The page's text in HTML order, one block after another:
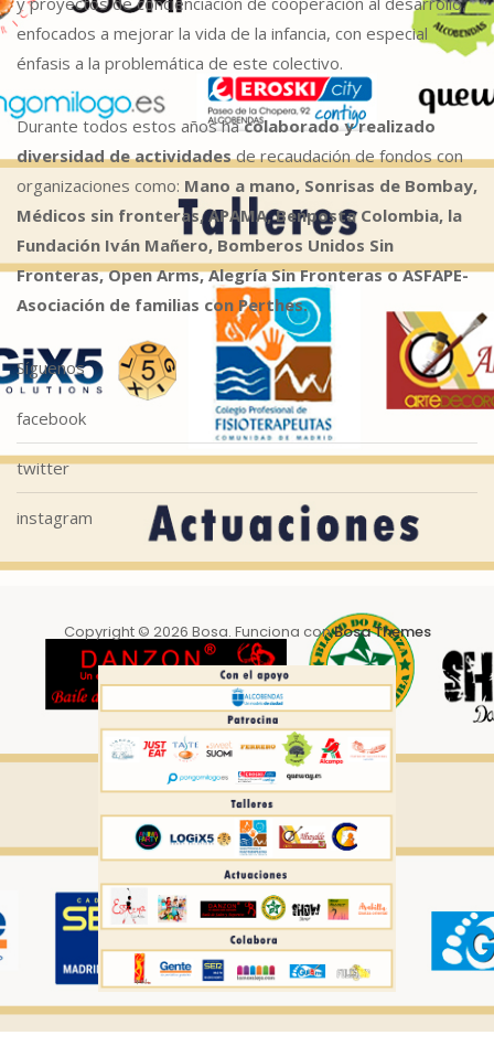
enfocados a mejorar la vida de la infancia, con especial
énfasis a la problemática de este colectivo.
Durante todos estos años hacolaborado y realizado
diversidad de actividadesde recaudación de fondos con
organizaciones como: Mano a mano, Sonrisas de Bombay,
Médicos sin fronteras, APAMA, Benposta Colombia, la
Fundación Iván Mañero, Bomberos Unidos Sin
Fronteras, Open Arms, Alegría Sin Fronteras o ASFAPE-
Asociación de familias con Perthes.
Síguenos
facebook
twitter
instagram
Copyright © 2026 Bosa. Funciona conBosa Themes